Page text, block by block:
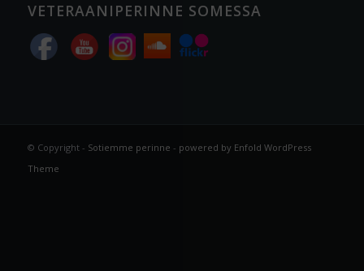
VETERAANIPERINNE SOMESSA
© Copyright - Sotiemme perinne - powered by Enfold WordPress
Theme